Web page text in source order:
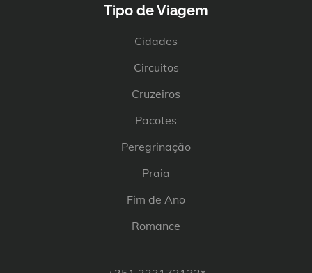
Tipo de Viagem
Cidades
Circuitos
Cruzeiros
Pacotes
Peregrinação
Praia
Fim de Ano
Romance